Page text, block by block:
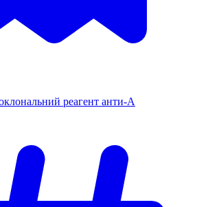
реагент анти-А